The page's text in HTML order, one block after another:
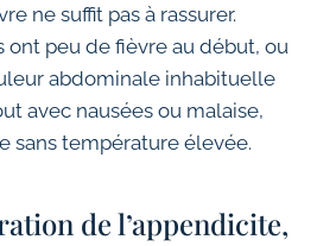
ne suffit pas à rassurer.
ont peu de fièvre au début, ou
abdominale inhabituelle
avec nausées ou malaise,
sans température élevée.
de l’appendicite,